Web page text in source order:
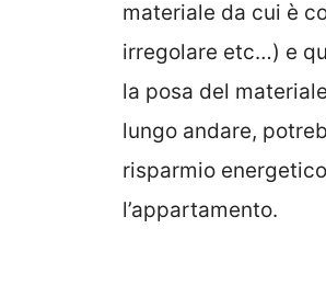
materiale da cui è
irregolare etc…) e
la posa del
lungo andare,
risparmio
l’appartamento.